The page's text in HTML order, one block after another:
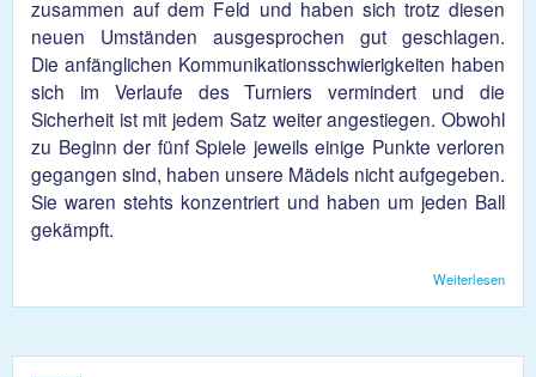
zusammen auf dem Feld und haben sich trotz diesen
neuen Umständen ausgesprochen gut geschlagen.
Die anfänglichen Kommunikationsschwierigkeiten haben
sich im Verlaufe des Turniers vermindert und die
Sicherheit ist mit jedem Satz weiter angestiegen. Obwohl
zu Beginn der fünf Spiele jeweils einige Punkte verloren
gegangen sind, haben unsere Mädels nicht aufgegeben.
Sie waren stehts konzentriert und haben um jeden Ball
gekämpft.
Weiterlesen